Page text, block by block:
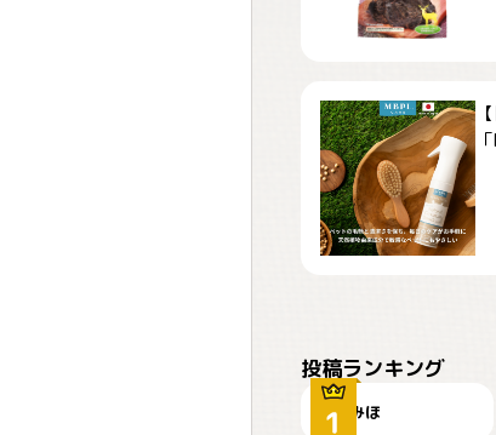
投稿ランキング
みほ